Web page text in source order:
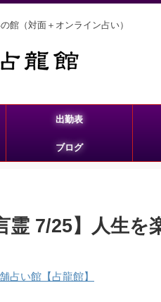
館（対面＋オンライン占い）
出勤表
ブログ
霊 7/25】人生を
占い館【占龍館】